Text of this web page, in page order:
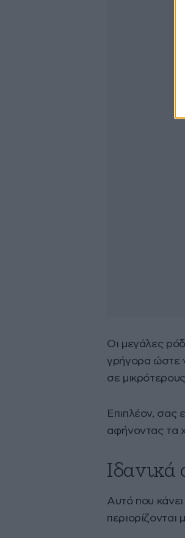
Οι μεγάλες
γρήγορα ώστε
σε
Επιπλέον, σας
αφήνοντας τα
Ιδανικά
Αυτό που
περιορίζονται